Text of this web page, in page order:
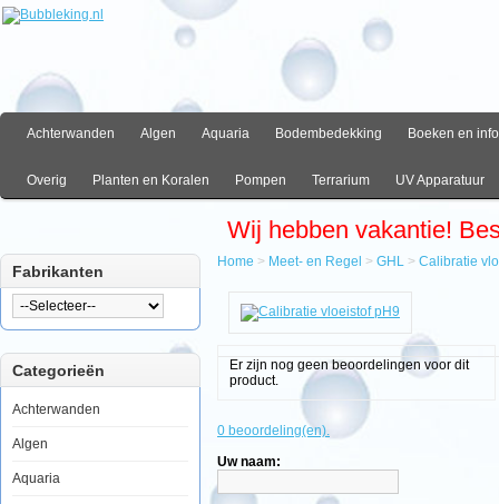
Achterwanden Algen Aquaria Bodembedekking Boeken en info
Overig Planten en Koralen Pompen Terrarium UV Apparatuur
Wij hebben vakantie!
Fabrikanten
Categorieën
Achterwanden
Algen
Aquaria
Meet-
en
Regel
GHL
Calibratie
vloeistof
Home > Meet- en Regel > GHL > Calibratie
Er zijn nog geen beoordelingen voor dit
product.
0 beoordeling(en).
Uw naam: